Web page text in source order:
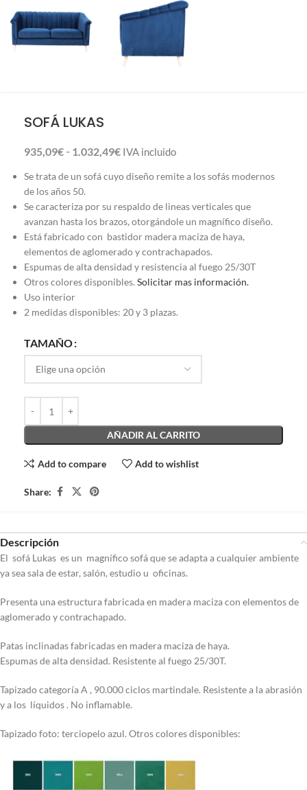
SOFÁ LUKAS
935,09€ - 1.032,49€ IVA incluido
Se trata de un sofá cuyo diseño remite a los sofás modernos
de los años 50.
Se caracteriza por su respaldo de lineas verticales que
avanzan hasta los brazos, otorgándole un magnífico diseño.
Está fabricado con bastidor madera maciza de haya,
elementos de aglomerado y contrachapados.
Espumas de alta densidad y resistencia al fuego 25/30T
Otros colores disponibles. Solicitar mas información.
Uso interior
2 medidas disponibles: 20 y 3 plazas.
TAMAÑO
AÑADIR AL CARRITO
Add to compare Add to wishlist
Share:
Descripción
El sofá Lukas es un magnífico sofá que se adapta a cualquier ambiente
ya sea sala de estar, salón, estudio u oficinas.
Presenta una estructura fabricada en madera maciza con elementos de
aglomerado y contrachapado.
Patas inclinadas fabricadas en madera maciza de haya.
Espumas de alta densidad. Resistente al fuego 25/30T.
Tapizado categoría A , 90.000 ciclos martindale. Resistente a la abrasión
y a los líquidos . No inflamable.
Tapizado foto: terciopelo azul. Otros colores disponibles: